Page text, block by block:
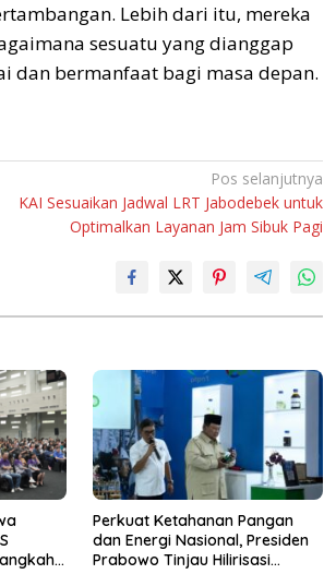
Lebih dari itu, mereka
sesuatu yang dianggap
dan bermanfaat bagi masa depan.
Pos selanjutnya
KAI Sesuaikan Jadwal LRT Jabodebek untuk
Optimalkan Layanan Jam Sibuk Pagi
Perkuat Ketahanan Pangan
dan Energi Nasional, Presiden
Prabowo Tinjau Hilirisasi